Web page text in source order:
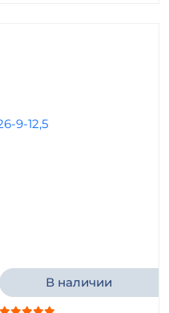
В наличии